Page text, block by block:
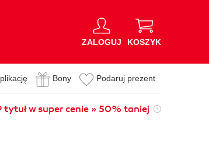
ZALOGUJ KOSZYK
Bony Podaruj prezent
tytuł w super cenie » 50% taniej